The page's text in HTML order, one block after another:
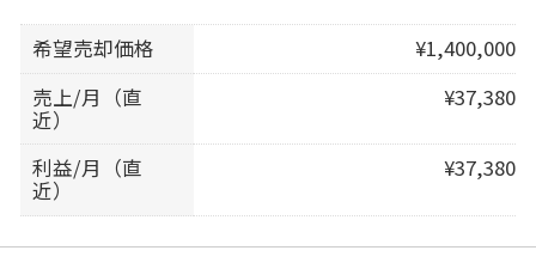
希望売却価格
¥1,400,000
売上/月（直
近）
¥37,380
利益/月（直
近）
¥37,380